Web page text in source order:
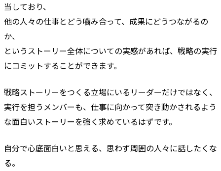
当しており、
他の人々の仕事とどう嚙み合って、成果にどうつながるの
か、
というストーリー全体についての実感があれば、戦略の実行
にコミットすることができます。
戦略ストーリーをつくる立場にいるリーダーだけではなく、
実行を担うメンバーも、仕事に向かって突き動かされるよう
な面白いストーリーを強く求めているはずです。
自分で心底面白いと思える、思わず周囲の人々に話したくな
る。